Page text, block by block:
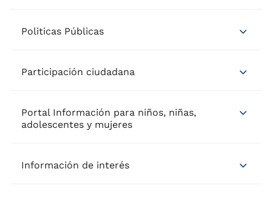
Politicas Públicas
Participación ciudadana
Portal Información para niños, niñas,
adolescentes y mujeres
Información de interés